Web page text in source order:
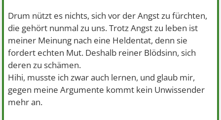
Drum nützt es nichts, sich vor der Angst zu fürchten,
die gehört nunmal zu uns. Trotz Angst zu leben ist
meiner Meinung nach eine Heldentat, denn sie
fordert echten Mut. Deshalb reiner Blödsinn, sich
deren zu schämen.
Hihi, musste ich zwar auch lernen, und glaub mir,
gegen meine Argumente kommt kein Unwissender
mehr an.